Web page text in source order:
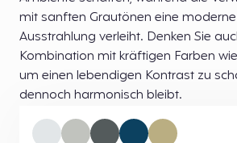
mit sanften Grautönen eine
Ausstrahlung verleiht. Denken Sie
Kombination mit kräftigen Farben
um einen lebendigen Kontrast zu
dennoch harmonisch bleibt.